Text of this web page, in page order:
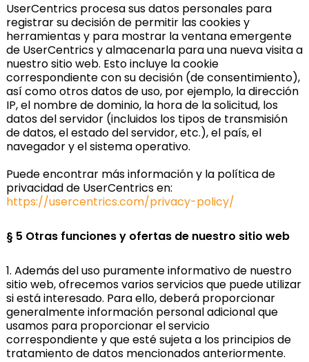
UserCentrics procesa sus datos personales para
registrar su decisión de permitir las cookies y
herramientas y para mostrar la ventana emergente
de UserCentrics y almacenarla para una nueva visita a
nuestro sitio web. Esto incluye la cookie
correspondiente con su decisión (de consentimiento),
así como otros datos de uso, por ejemplo, la dirección
IP, el nombre de dominio, la hora de la solicitud, los
datos del servidor (incluidos los tipos de transmisión
de datos, el estado del servidor, etc.), el país, el
navegador y el sistema operativo.
Puede encontrar más información y la política de
privacidad de UserCentrics en:
https://usercentrics.com/privacy-policy/
§ 5 Otras funciones y ofertas de nuestro sitio web
1. Además del uso puramente informativo de nuestro
sitio web, ofrecemos varios servicios que puede utilizar
si está interesado. Para ello, deberá proporcionar
generalmente información personal adicional que
usamos para proporcionar el servicio
correspondiente y que esté sujeta a los principios de
tratamiento de datos mencionados anteriormente.